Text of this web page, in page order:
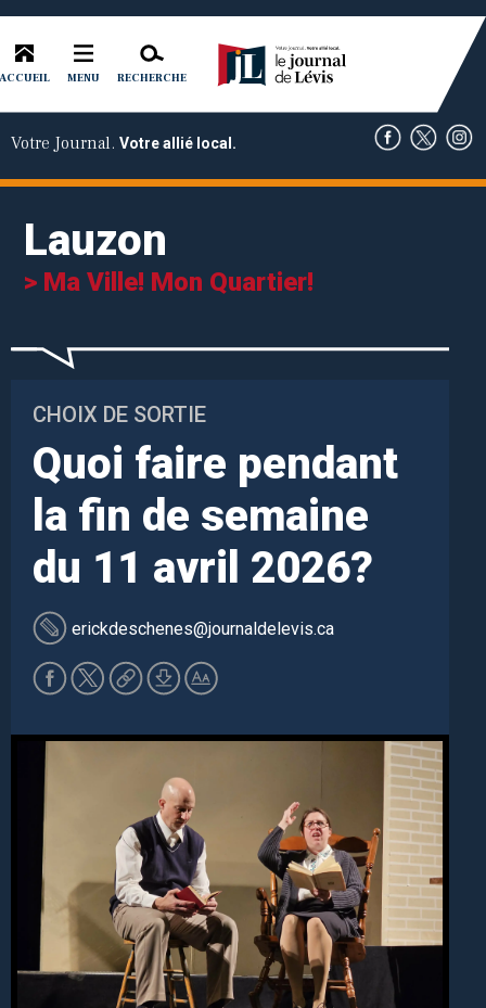
ACCUEIL MENU RECHERCHE
Votre Journal. Votre allié local.
Lauzon
> Ma Ville! Mon Quartier!
CHOIX DE SORTIE
Quoi faire pendant
la fin de semaine
du 11 avril 2026?
erickdeschenes@journaldelevis.ca